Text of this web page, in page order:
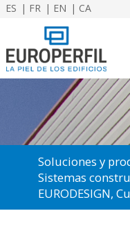
ES FR EN CA
Soluciones y
Sistemas
EURODESIGN,